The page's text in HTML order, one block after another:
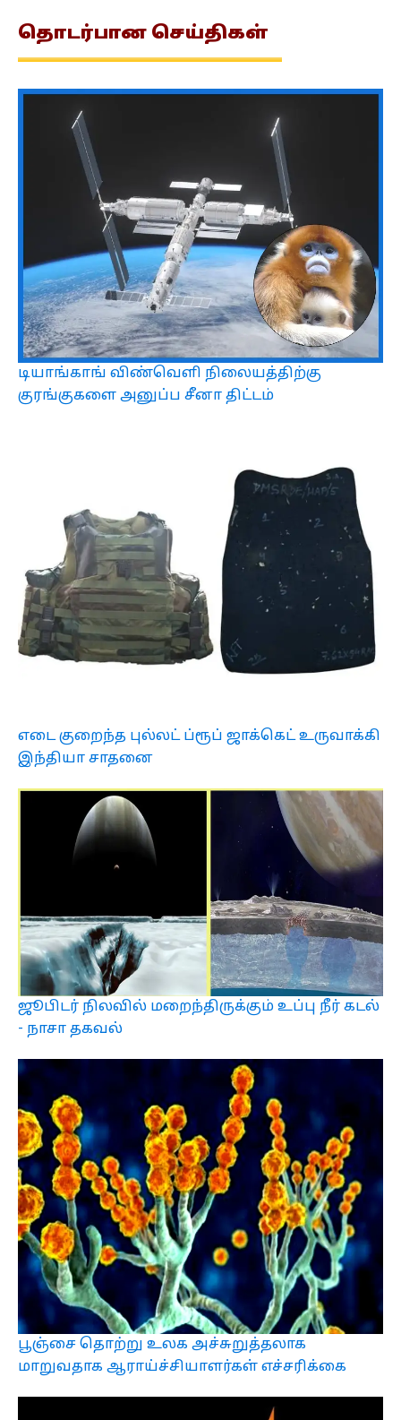
தொடர்பான செய்திகள்
டியாங்காங் விண்வெளி நிலையத்திற்கு
குரங்குகளை அனுப்ப சீனா திட்டம்
எடை குறைந்த புல்லட் ப்ரூப் ஜாக்கெட் உருவாக்கி
இந்தியா சாதனை
ஜூபிடர் நிலவில் மறைந்திருக்கும் உப்பு நீர் கடல்
- நாசா தகவல்
பூஞ்சை தொற்று உலக அச்சுறுத்தலாக
மாறுவதாக ஆராய்ச்சியாளர்கள் எச்சரிக்கை